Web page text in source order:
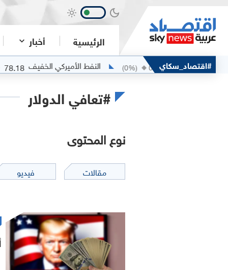
الرئيسية أخبار
#اقتصاد_سكاي
مربان 80.25
0
(0%) النفط الأميركي الخفيف 78.18
0
#تعافي الدولار
نوع المحتوى
مقالات فيديو